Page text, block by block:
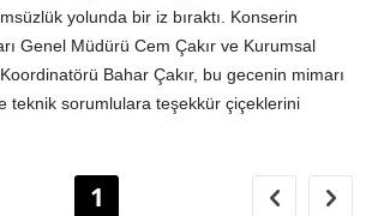
yolunda bir iz bıraktı. Konserin
Genel Müdürü Cem Çakır ve Kurumsal
Bahar Çakır, bu gecenin mimarı
teknik sorumlulara teşekkür çiçeklerini
1